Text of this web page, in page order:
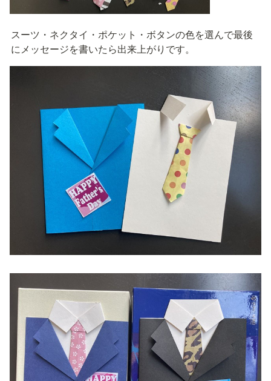
スーツ・ネクタイ・ポケット・ボタンの色を選んで最後
にメッセージを書いたら出来上がりです。